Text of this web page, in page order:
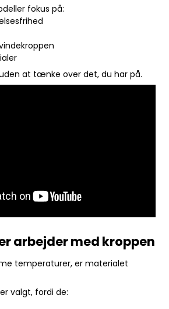
fokus på:
at tænke over det, du har på.
arbejder med kroppen
temperaturer, er materialet
valgt, fordi de: